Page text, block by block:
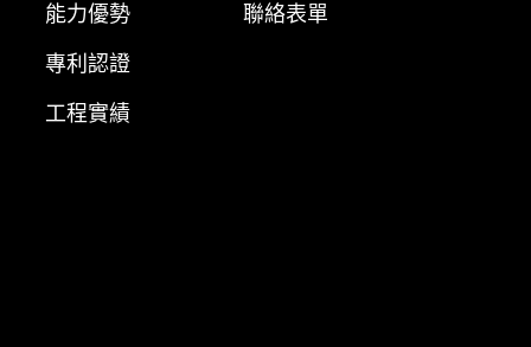
能力優勢
專利認證
工程實績
聯絡表單